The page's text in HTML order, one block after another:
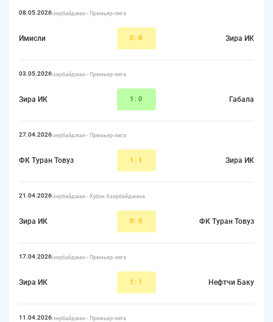
08.05.2026Азербайджан - Премьер-лига
Имисли 0: 0 Зира ИК
03.05.2026Азербайджан - Премьер-лига
Зира ИК 1:0 Габала
27.04.2026Азербайджан - Премьер-лига
ФК Туран Товуз 1: 1 Зира ИК
21.04.2026Азербайджан - Кубок Азербайджана
Зира ИК 0:0 ФК Туран Товуз
17.04.2026Азербайджан - Премьер-лига
Зира ИК 1:1 Нефтчи Баку
11.04.2026Азербайджан - Премьер-лига